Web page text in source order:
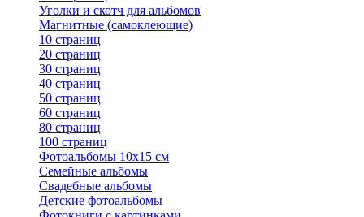
Уголки и скотч для альбомов
Магнитные (самоклеющие)
10 страниц
20 страниц
30 страниц
40 страниц
50 страниц
60 страниц
80 страниц
100 страниц
Фотоальбомы 10х15 см
Семейные альбомы
Свадебные альбомы
Детские фотоальбомы